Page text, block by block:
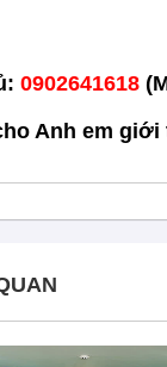
0902641618
Anh em giới